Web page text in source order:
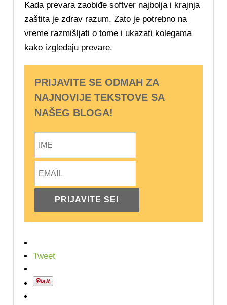
Kada prevara zaobiđe softver najbolja i krajnja
zaštita je zdrav razum. Zato je potrebno na
vreme razmišljati o tome i ukazati kolegama
kako izgledaju prevare.
PRIJAVITE SE ODMAH ZA
NAJNOVIJE TEKSTOVE SA
NAŠEG BLOGA!
Tweet